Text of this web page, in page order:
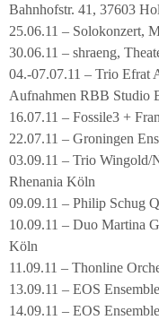
Bahnhofstr. 41, 37603
25.06.11 – Solokonzert,
30.06.11 – shraeng,
04.-07.07.11 – Trio Efrat
Aufnahmen RBB Studio
16.07.11 – Fossile3 +
22.07.11 – Groningen
03.09.11 – Trio Wingold/
Rhenania Köln
09.09.11 – Philip Schug
10.09.11 – Duo Martina
Köln
11.09.11 – Thonline
13.09.11 – EOS
14.09.11 – EOS